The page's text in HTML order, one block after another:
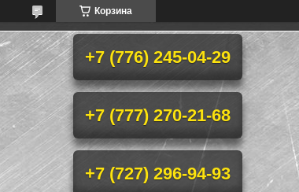
Корзина
+7 (776) 245-04-29
+7 (777) 270-21-68
+7 (727) 296-94-93